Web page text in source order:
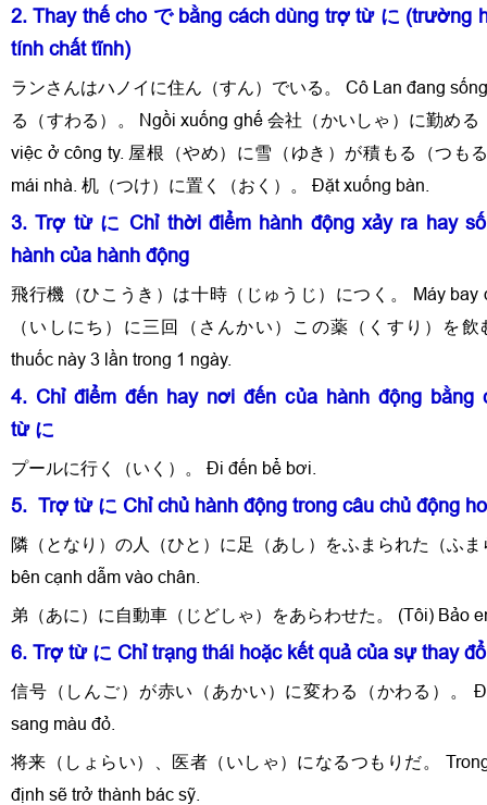
2. Thay thế cho で bằng cách dùng trợ từ に (trường
tính chất tĩnh)
ランさんはハノイに住ん（すん）でいる。 Cô Lan đang
る（すわる）。 Ngồi xuống ghế 会社（かいしゃ）に勤める
việc ở công ty. 屋根（やめ）に雪（ゆき）が積もる（つも
mái nhà. 机（つけ）に置く（おく）。 Đặt xuống bàn.
3. Trợ từ に Chỉ thời điểm hành động xảy ra hay
hành của hành động
飛行機（ひこうき）は十時（じゅうじ）につく。 Máy bay
（いしにち）に三回（さんかい）この薬（くすり）を
thuốc này 3 lần trong 1 ngày.
4. Chỉ điểm đến hay nơi đến của hành động bằng
từ に
プールに行く（いく）。 Đi đến bể bơi.
5. Trợ từ に Chỉ chủ hành động trong câu chủ động
隣（となり）の人（ひと）に足（あし）をふまられた（ふ
bên cạnh dẫm vào chân.
弟（あに）に自動車（じどしゃ）をあらわせた。 (Tôi) Bảo
6. Trợ từ に Chỉ trạng thái hoặc kết quả của sự thay
信号（しんご）が赤い（あかい）に変わる（かわる）。
sang màu đỏ.
将来（しょらい）、医者（いしゃ）になるつもりだ。
định sẽ trở thành bác sỹ.